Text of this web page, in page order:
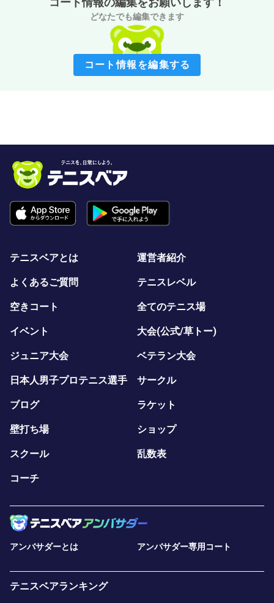
どなたでも編集できます
コート情報を編集する
テニスベアとは 運営者紹介
よくあるご質問 テニスレベル
空きコート 全てのテニス場
イベント 大会(公式/草トー)
ジュニア大会 ベテラン大会
日本人男子プロテニス選手 サークル
ブログ ラケット
壁打ち場 ショップ
スクール 乱数表
コーチ
アンバサダーとは アンバサダー専用コート
テニスベアランキング